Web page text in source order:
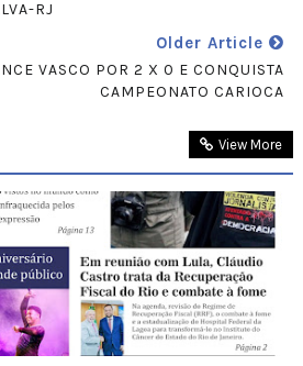
RJ
Older Article
VASCO POR 2 X 0 E CONQUISTA
CAMPEONATO CARIOCA
View More